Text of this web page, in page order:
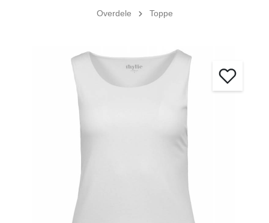
Overdele Toppe